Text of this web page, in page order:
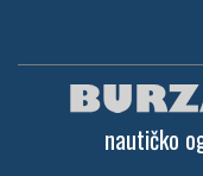
nautičko